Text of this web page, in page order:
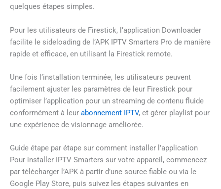
quelques étapes simples.
Pour les utilisateurs de Firestick, l’application Downloader
facilite le sideloading de l’APK IPTV Smarters Pro de manière
rapide et efficace, en utilisant la Firestick remote.
Une fois l’installation terminée, les utilisateurs peuvent
facilement ajuster les paramètres de leur Firestick pour
optimiser l’application pour un streaming de contenu fluide
conformément à leur abonnement IPTV, et gérer playlist pour
une expérience de visionnage améliorée.
Guide étape par étape sur comment installer l’application
Pour installer IPTV Smarters sur votre appareil, commencez
par télécharger l’APK à partir d’une source fiable ou via le
Google Play Store, puis suivez les étapes suivantes en